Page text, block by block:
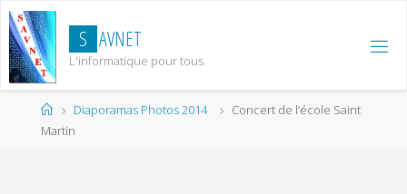
Skip
to
content
S AVNET
L'informatique pour tous
HomeDiaporamas Photos 2014
Concert de l’école Saint
Martin